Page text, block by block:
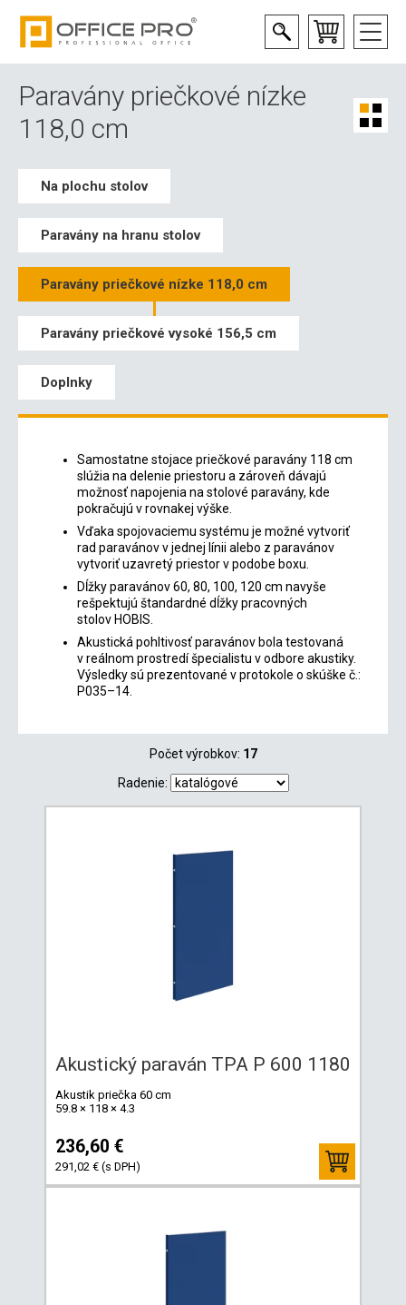
Paravány priečkové nízke
118,0 cm
Na plochu stolov
Paravány na hranu stolov
Paravány priečkové nízke 118,0 cm
Paravány priečkové vysoké 156,5 cm
Doplnky
Samostatne stojace priečkové paravány 118 cm
slúžia na delenie priestoru a zároveň dávajú
možnosť napojenia na stolové paravány, kde
pokračujú v rovnakej výške.
Vďaka spojovaciemu systému je možné vytvoriť
rad paravánov v jednej línii alebo z paravánov
vytvoriť uzavretý priestor v podobe boxu.
Dĺžky paravánov 60, 80, 100, 120 cm navyše
rešpektujú štandardné dĺžky pracovných
stolov HOBIS.
Akustická pohltivosť paravánov bola testovaná
v reálnom prostredí špecialistu v odbore akustiky.
Výsledky sú prezentované v protokole o skúške č.:
P035–14.
Počet výrobkov: 17
Radenie:
Akustický paraván TPA P 600 1180
Akustik priečka 60 cm
59.8 × 118 × 4.3
236,60 €
291,02 € (s DPH)